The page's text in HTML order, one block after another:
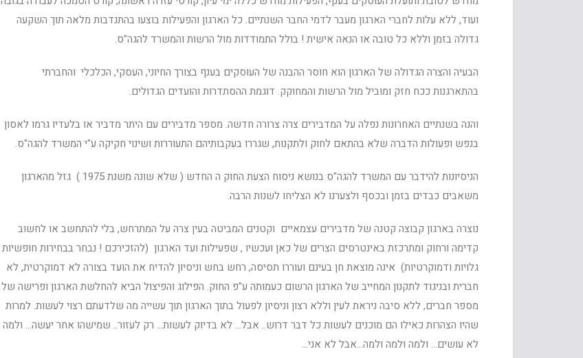
ועוד, ללא עלות לחברי הארגון מעבר לדמי החבר השנתיים. כל הארגון והפעילות בוצעו בהתנדבות מלאה תוך השקעה
גדולה בזמן וללא כל טובה או הנאה אישית ! בולל התמודדות מול הרשות והמשרד להגה"ס.
הבעיה והצרה הגדולה של הארגון הוא חוסר ההבנה של העוסקים בענף בצורך החיוני, העסקי, הכלכלי והחברתי
בהתארגנות ככח חזק ומוביל מול הרשות והמחוקק. דוגמת ההסתדרות והועדים הגדולים.
והנה בשנתיים האחרונות נפלה על המדבירים צרה צרורה חדשה. מספר מדבירים עם היתר מדביר או בלעדיו גרמו לאסון
בנפש ופעולות הדברה שלא בהתאם לחוק ולתקנות, שגררו בעקבותיהם התעוררות ושינוי חקיקה ע"י המשרד להגה"ס.
הניסיונות להידבר עם המשרד להגה"ס בנושא ניסוח הצעת החוק ה החדש ( שלא שונה משנת 1975 ) גזל מהארגון
משאבים כבדים בזמן ובכסף ולצערנו לא הצליחו לשנות הרבה.
נוצרה בארגון קבוצה קטנה של מדבירים עצמאיים וקטנים המביטה בעין צרה על המתרחש, בלי להתחשב או לחשוב
קדימה ורחוק ומתרכזת באינטרסים הצרים של כאן ועכשיו , שפעילות ועד הארגון (להזכירכם ! נבחר בבחירות חופשיות
גלויות ודמוקרטיות) אינה מוצאת חן בעינם ועוררו תסיסה, רחש בחש וניסיון להדיח את הועד בצורה לא דמוקרטית, לא
חברית ובניגוד לתקנון המחייב של הארגון הרשום כעמותה ע"פ החוק. הפילוג והפיצול הביא להחלשת הארגון ופרישה של
מספר חברים, ללא סיבה ניראת לעין וללא רצון וניסיון לפעול בתוך הארגון תוך עשייה מה שלדעתם רצוי לעשות. למרות
שהיו הצהרות כאילו הם מוכנים לעשות כל דבר דרוש.. אבל… לא בדיוק לעשות… רק לעזור.. שמישהו אחר יעשה… ולמה
לא עושים… ולמה ולמה ולמה…אבל לא אני…